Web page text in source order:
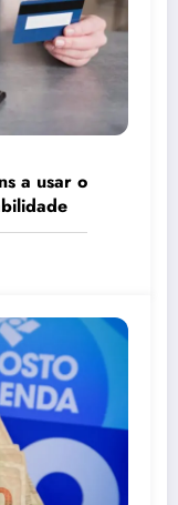
a usar o